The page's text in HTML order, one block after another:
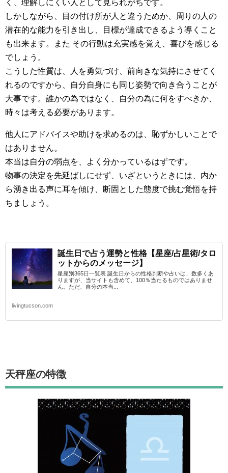
く、理解しにくい人として見られがちです。
しかしながら、目の付け所が人と違うためか、周りの人の
潜在的な能力を引き出し、目標が達成できるよう導くこと
も出来ます。また その行動は充実感を覚え、喜びを感じる
でしょう。
こうした性質は、人を勇気づけ、前向きな気持にさせてく
れるのですから、自分自身にも同じ姿勢で向き合うことが
大事です。誰かの為ではなく、自分の為に何をすべきか、
時々は考える必要があります。
他人にアドバイスや助けを求めるのは、恥ずかしいことで
はありません。
本当は自分の弱点を、よく分かっているはずです。
物事の決定を先延ばしにせず、いざというときには、内か
ら湧き出る声に耳を傾け、断固とした態度で挑む覚悟を持
ちましょう。
誕生日で占う運勢と性格【星座/占星術/タロ
ットからのメッセージ】
星座別365日一覧表 誕生日からの性格判断や占いは、数多くあ
りますが、当サイトも含めて、100％当たるものではありませ
ん。ただ、自分の本当...
livingtucson.com
天秤座の特徴